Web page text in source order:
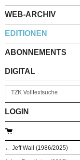
WEB-ARCHIV
EDITIONEN
ABONNEMENTS
DIGITAL
LOGIN
← Jeff Wall (1986/2025)